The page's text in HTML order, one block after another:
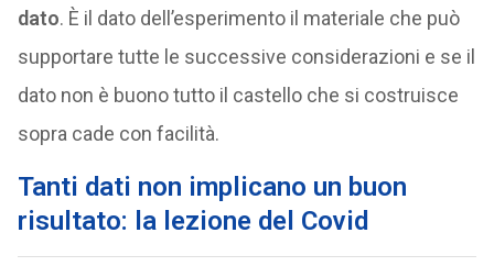
dato. È il dato dell’esperimento il materiale che può
supportare tutte le successive considerazioni e se il
dato non è buono tutto il castello che si costruisce
sopra cade con facilità.
Tanti dati non implicano un buon
risultato: la lezione del Covid